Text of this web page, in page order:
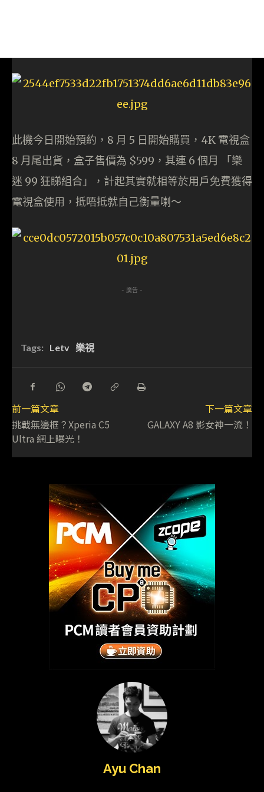
此機今日開始預約，8 月 5 日開始購買，4K 電視盒
8 月尾出貨，盒子售價為 $599，其連 6 個月 「樂
迷 99 狂睇組合」，計起其實就相等於用戶免費獲得
電視盒使用，抵唔抵就自己衡量喇～
- 廣告 -
Tags: Letv 樂視
前一篇文章
挑戰無邊框？Xperia C5
Ultra 網上曝光！
下一篇文章
GALAXY A8 影女神一流！
Ayu Chan